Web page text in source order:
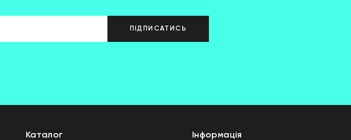
ПІДПИСАТИСЬ
Каталог Інформація